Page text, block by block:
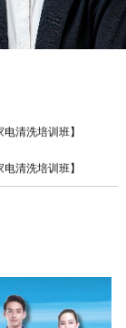
电清洗培训班】
电清洗培训班】
电清洗培训班】